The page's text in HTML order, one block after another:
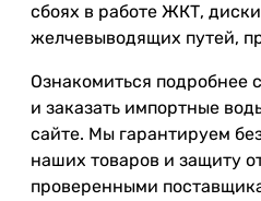
сбоях в работе ЖКТ,
желчевыводящих путей,
Ознакомиться подробнее
и заказать импортные
сайте. Мы гарантируем
наших товаров и защиту
проверенными